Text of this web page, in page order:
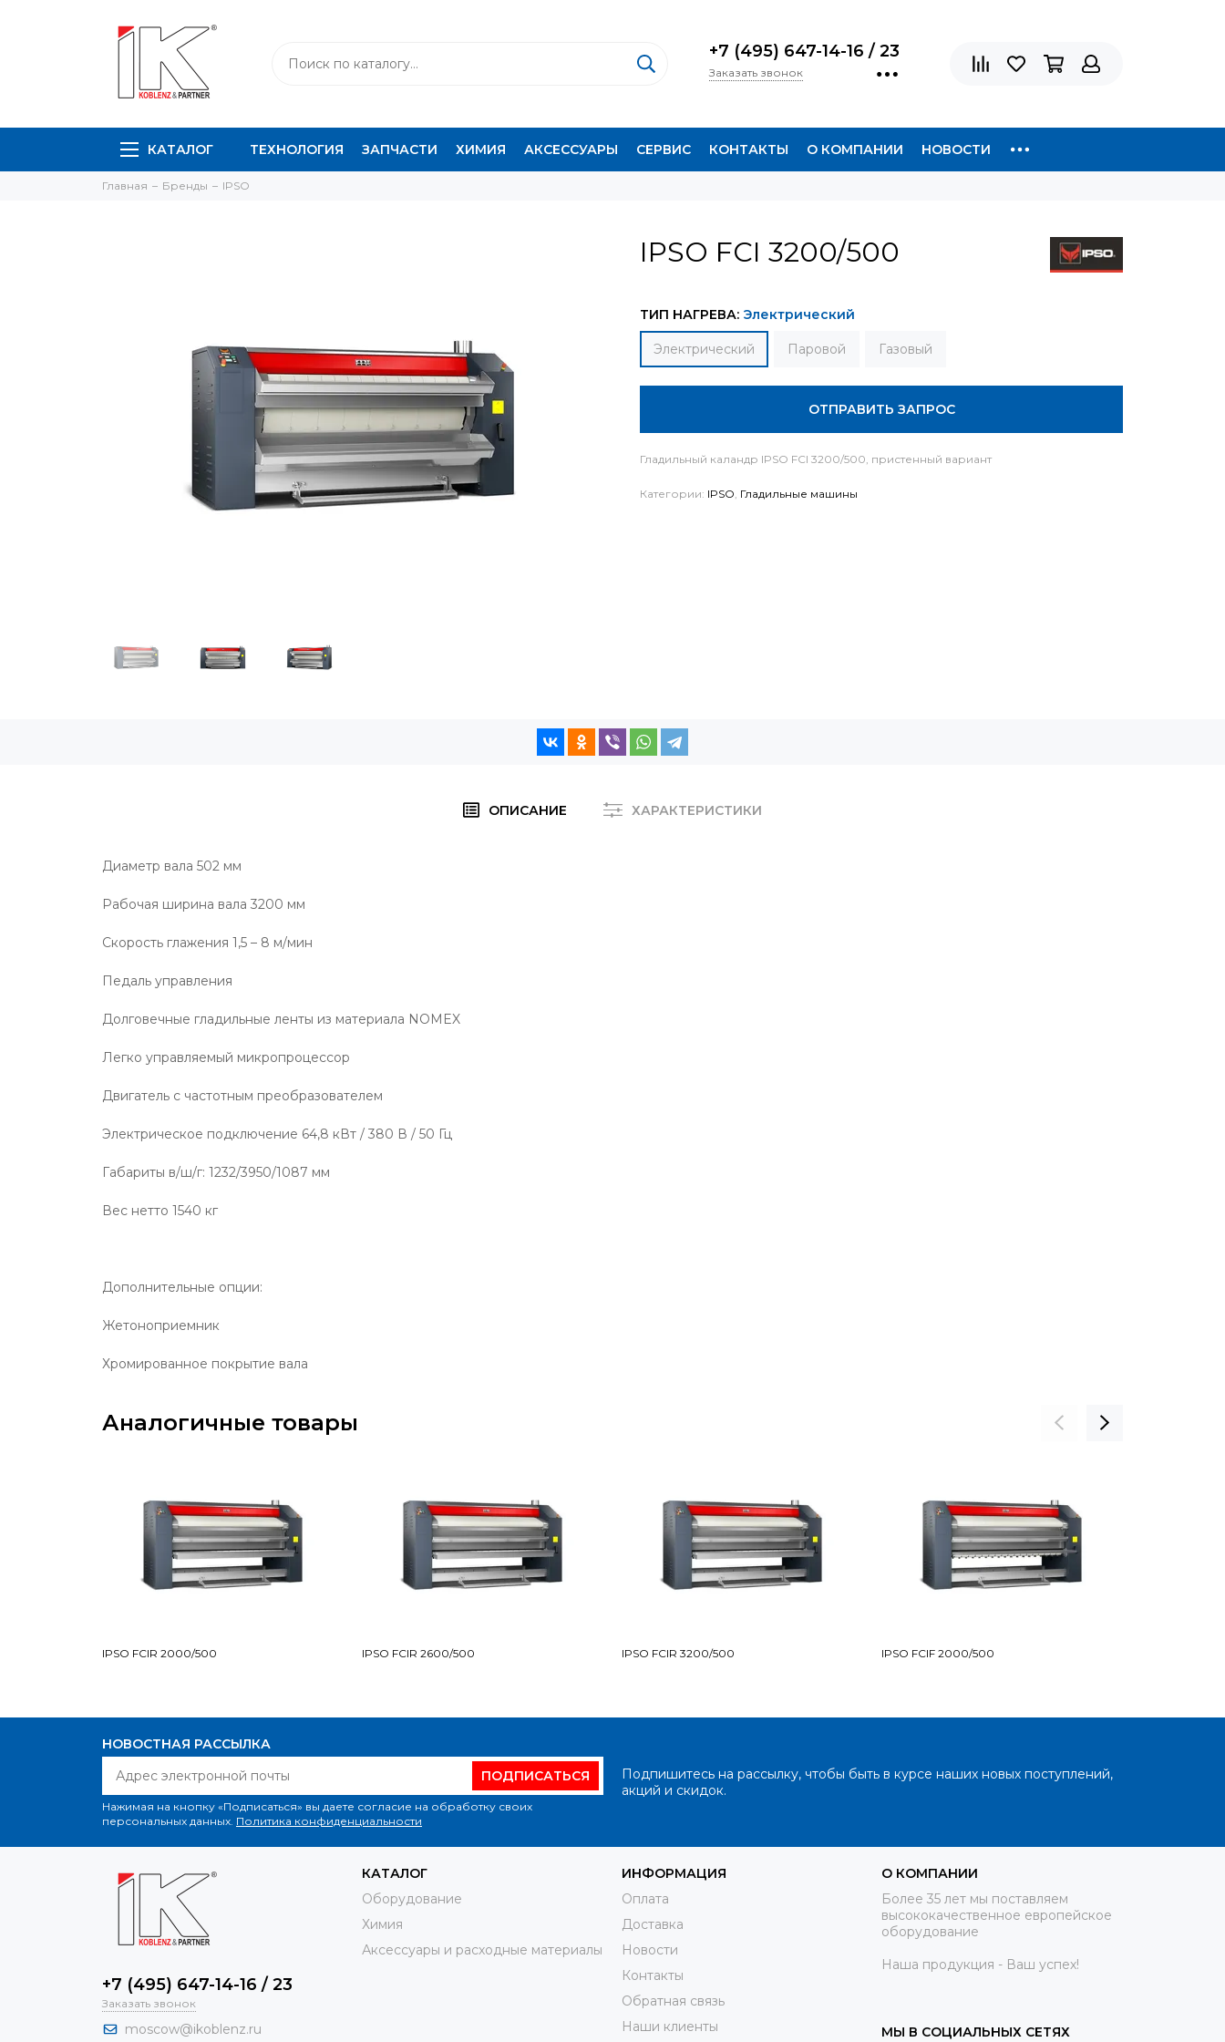
+7 (495) 647-14-16 / 23
Заказать звонок
КАТАЛОГ ТЕХНОЛОГИЯ ЗАПЧАСТИ ХИМИЯ АКСЕССУАРЫ СЕРВИС КОНТАКТЫ О КОМПАНИИ НОВОСТИ
Главная Бренды IPSO
IPSO FCI 3200/500
ТИП НАГРЕВА: Электрический
Электрический Паровой Газовый
ОТПРАВИТЬ ЗАПРОС
Гладильный каландр IPSO FCI 3200/500, пристенный вариант
Категории: IPSO, Гладильные машины
ОПИСАНИЕ ХАРАКТЕРИСТИКИ
Диаметр вала 502 мм
Рабочая ширина вала 3200 мм
Скорость глажения 1,5 – 8 м/мин
Педаль управления
Долговечные гладильные ленты из материала NOMEX
Легко управляемый микропроцессор
Двигатель с частотным преобразователем
Электрическое подключение 64,8 кВт / 380 В / 50 Гц
Габариты в/ш/г: 1232/3950/1087 мм
Вес нетто 1540 кг
Дополнительные опции:
Жетоноприемник
Хромированное покрытие вала
Аналогичные товары
IPSO FCIR 2000/500 IPSO FCIR 2600/500 IPSO FCIR 3200/500 IPSO FCIF 2000/500
НОВОСТНАЯ РАССЫЛКА
ПОДПИСАТЬСЯ
Нажимая на кнопку «Подписаться» вы даете согласие на обработку своих
персональных данных. Политика конфиденциальности
Подпишитесь на рассылку, чтобы быть в курсе наших новых поступлений,
акций и скидок.
+7 (495) 647-14-16 / 23
Заказать звонок
moscow@ikoblenz.ru
КАТАЛОГ
Оборудование
Химия
Аксессуары и расходные материалы
ИНФОРМАЦИЯ
Оплата
Доставка
Новости
Контакты
Обратная связь
Наши клиенты
О КОМПАНИИ
Более 35 лет мы поставляем
высококачественное европейское
оборудование
Наша продукция - Ваш успех!
МЫ В СОЦИАЛЬНЫХ СЕТЯХ